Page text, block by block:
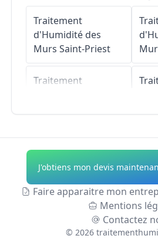
Traitement
d'Humidité des
Murs Saint-Priest
Traitement
Traitement
d'Humidité des
Murs Corbas
Traitement
d'Humidité des
Vénissieux
J'obtiens mon devis
Faire apparaitre mon
Mentions
Contactez
© 2026